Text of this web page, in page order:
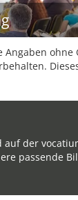
Angaben
auf der
passende